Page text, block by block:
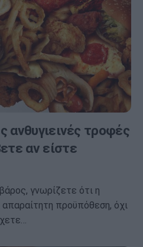
ανθυγιεινές τροφές
αν είστε
γνωρίζετε ότι η
απαραίτητη προϋπόθεση, όχι